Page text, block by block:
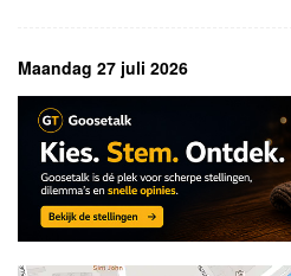
Maandag 27 juli 2026